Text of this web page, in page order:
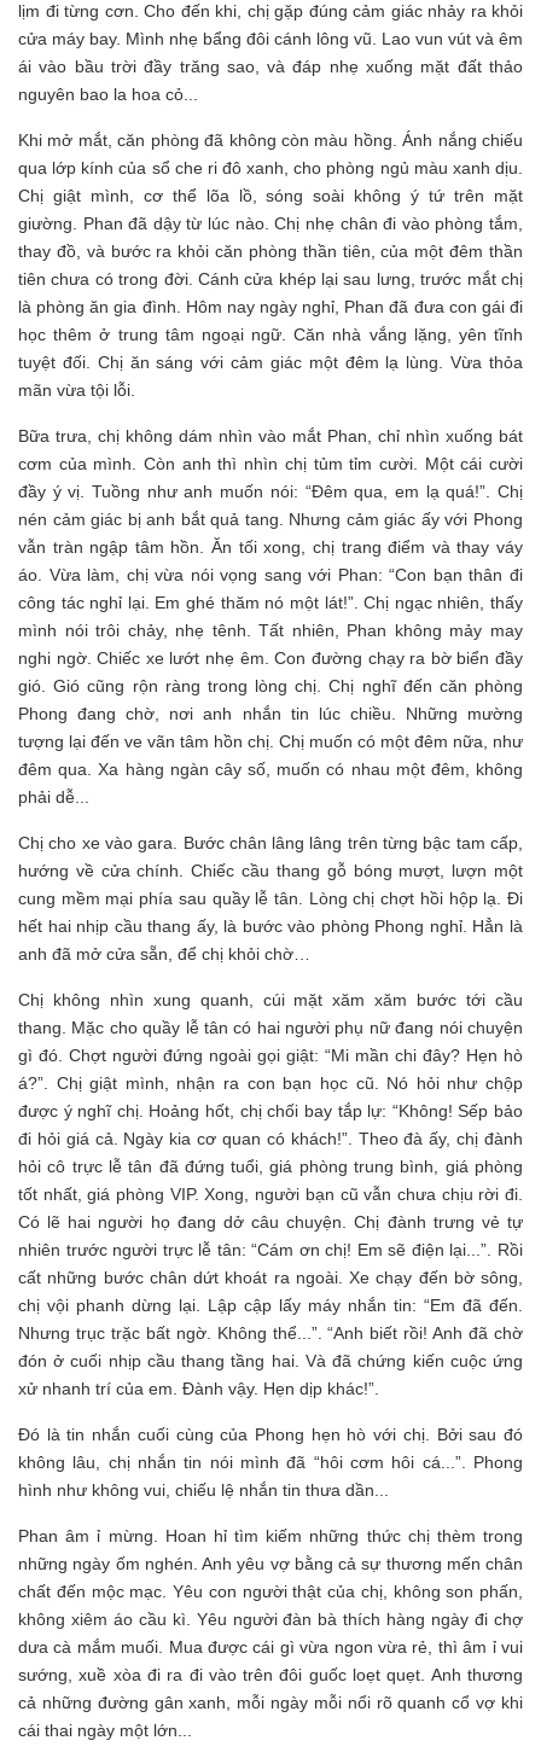
lịm đi từng cơn. Cho đến khi, chị gặp đúng cảm giác nhảy ra khỏi
cửa máy bay. Mình nhẹ bẩng đôi cánh lông vũ. Lao vun vút và êm
ái vào bầu trời đầy trăng sao, và đáp nhẹ xuống mặt đất thảo
nguyên bao la hoa cỏ...
Khi mở mắt, căn phòng đã không còn màu hồng. Ánh nắng chiếu
qua lớp kính của sổ che ri đô xanh, cho phòng ngủ màu xanh dịu.
Chị giật mình, cơ thể lõa lồ, sóng soài không ý tứ trên mặt
giường. Phan đã dậy từ lúc nào. Chị nhẹ chân đi vào phòng tắm,
thay đồ, và bước ra khỏi căn phòng thần tiên, của một đêm thần
tiên chưa có trong đời. Cánh cửa khép lại sau lưng, trước mắt chị
là phòng ăn gia đình. Hôm nay ngày nghỉ, Phan đã đưa con gái đi
học thêm ở trung tâm ngoại ngữ. Căn nhà vắng lặng, yên tĩnh
tuyệt đối. Chị ăn sáng với cảm giác một đêm lạ lùng. Vừa thỏa
mãn vừa tội lỗi.
Bữa trưa, chị không dám nhìn vào mắt Phan, chỉ nhìn xuống bát
cơm của mình. Còn anh thì nhìn chị tủm tỉm cười. Một cái cười
đầy ý vị. Tuồng như anh muốn nói: “Đêm qua, em lạ quá!”. Chị
nén cảm giác bị anh bắt quả tang. Nhưng cảm giác ấy với Phong
vẫn tràn ngập tâm hồn. Ăn tối xong, chị trang điểm và thay váy
áo. Vừa làm, chị vừa nói vọng sang với Phan: “Con bạn thân đi
công tác nghỉ lại. Em ghé thăm nó một lát!”. Chị ngạc nhiên, thấy
mình nói trôi chảy, nhẹ tênh. Tất nhiên, Phan không mảy may
nghi ngờ. Chiếc xe lướt nhẹ êm. Con đường chạy ra bờ biển đầy
gió. Gió cũng rộn ràng trong lòng chị. Chị nghĩ đến căn phòng
Phong đang chờ, nơi anh nhắn tin lúc chiều. Những mường
tượng lại đến ve vãn tâm hồn chị. Chị muốn có một đêm nữa, như
đêm qua. Xa hàng ngàn cây số, muốn có nhau một đêm, không
phải dễ...
Chị cho xe vào gara. Bước chân lâng lâng trên từng bậc tam cấp,
hướng về cửa chính. Chiếc cầu thang gỗ bóng mượt, lượn một
cung mềm mại phía sau quầy lễ tân. Lòng chị chợt hồi hộp lạ. Đi
hết hai nhịp cầu thang ấy, là bước vào phòng Phong nghỉ. Hẳn là
anh đã mở cửa sẵn, để chị khỏi chờ…
Chị không nhìn xung quanh, cúi mặt xăm xăm bước tới cầu
thang. Mặc cho quầy lễ tân có hai người phụ nữ đang nói chuyện
gì đó. Chợt người đứng ngoài gọi giật: “Mi mần chi đây? Hẹn hò
á?”. Chị giật mình, nhận ra con bạn học cũ. Nó hỏi như chộp
được ý nghĩ chị. Hoảng hốt, chị chối bay tắp lự: “Không! Sếp bảo
đi hỏi giá cả. Ngày kia cơ quan có khách!”. Theo đà ấy, chị đành
hỏi cô trực lễ tân đã đứng tuổi, giá phòng trung bình, giá phòng
tốt nhất, giá phòng VIP. Xong, người bạn cũ vẫn chưa chịu rời đi.
Có lẽ hai người họ đang dở câu chuyện. Chị đành trưng vẻ tự
nhiên trước người trực lễ tân: “Cám ơn chị! Em sẽ điện lại...”. Rồi
cất những bước chân dứt khoát ra ngoài. Xe chạy đến bờ sông,
chị vội phanh dừng lại. Lập cập lấy máy nhắn tin: “Em đã đến.
Nhưng trục trặc bất ngờ. Không thể...”. “Anh biết rồi! Anh đã chờ
đón ở cuối nhịp cầu thang tầng hai. Và đã chứng kiến cuộc ứng
xử nhanh trí của em. Đành vậy. Hẹn dịp khác!”.
Đó là tin nhắn cuối cùng của Phong hẹn hò với chị. Bởi sau đó
không lâu, chị nhắn tin nói mình đã “hôi cơm hôi cá...”. Phong
hình như không vui, chiếu lệ nhắn tin thưa dần...
Phan âm ỉ mừng. Hoan hỉ tìm kiếm những thức chị thèm trong
những ngày ốm nghén. Anh yêu vợ bằng cả sự thương mến chân
chất đến mộc mạc. Yêu con người thật của chị, không son phấn,
không xiêm áo cầu kì. Yêu người đàn bà thích hàng ngày đi chợ
dưa cà mắm muối. Mua được cái gì vừa ngon vừa rẻ, thì âm ỉ vui
sướng, xuề xòa đi ra đi vào trên đôi guốc loẹt quẹt. Anh thương
cả những đường gân xanh, mỗi ngày mỗi nổi rõ quanh cổ vợ khi
cái thai ngày một lớn...